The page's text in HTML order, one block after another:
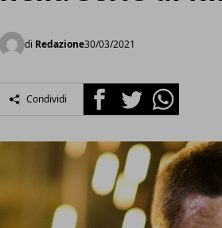
di Redazione30/03/2021
Condividi FacebookTwitterWhatsapp